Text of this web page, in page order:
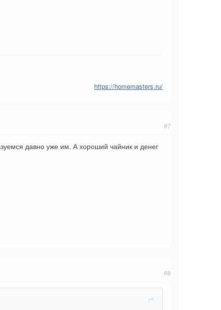
https://homemasters.ru/
#7
давно уже им. А хороший чайник и денег
#8